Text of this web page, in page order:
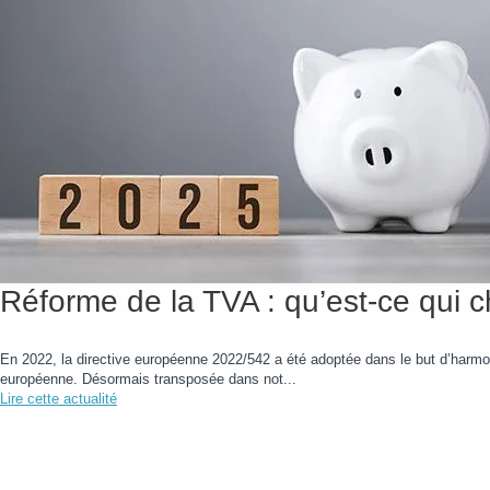
Réforme de la TVA : qu’est-ce qui
En 2022, la directive européenne 2022/542 a été adoptée dans le but
européenne. Désormais transposée dans not...
Lire cette actualité